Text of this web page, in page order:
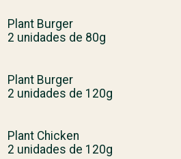
Plant Burger
2 unidades de 80g
Plant Burger
2 unidades de 120g
Plant Chicken
2 unidades de 120g